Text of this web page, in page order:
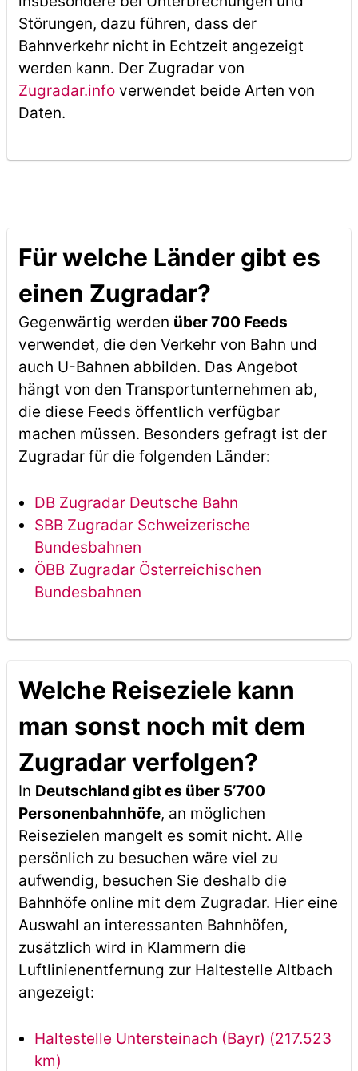
Störungen, dazu führen, dass der
Bahnverkehr nicht in Echtzeit angezeigt
werden kann. Der Zugradar von
Zugradar.infoverwendet beide Arten von
Daten.
Für welche Länder gibt es
einen Zugradar?
Gegenwärtig werden über 700 Feeds
verwendet, die den Verkehr von Bahn und
auch U-Bahnen abbilden. Das Angebot
hängt von den Transportunternehmen ab,
die diese Feeds öffentlich verfügbar
machen müssen. Besonders gefragt ist der
Zugradar für die folgenden Länder:
DB Zugradar Deutsche Bahn
SBB Zugradar Schweizerische
Bundesbahnen
ÖBB Zugradar Österreichischen
Bundesbahnen
Welche Reiseziele kann
man sonst noch mit dem
Zugradar verfolgen?
In Deutschland gibt es über 5’700
Personenbahnhöfe, an möglichen
Reisezielen mangelt es somit nicht. Alle
persönlich zu besuchen wäre viel zu
aufwendig, besuchen Sie deshalb die
Bahnhöfe online mit dem Zugradar. Hier eine
Auswahl an interessanten Bahnhöfen,
zusätzlich wird in Klammern die
Luftlinienentfernung zur Haltestelle Altbach
angezeigt:
Haltestelle Untersteinach (Bayr) (217.523
km)